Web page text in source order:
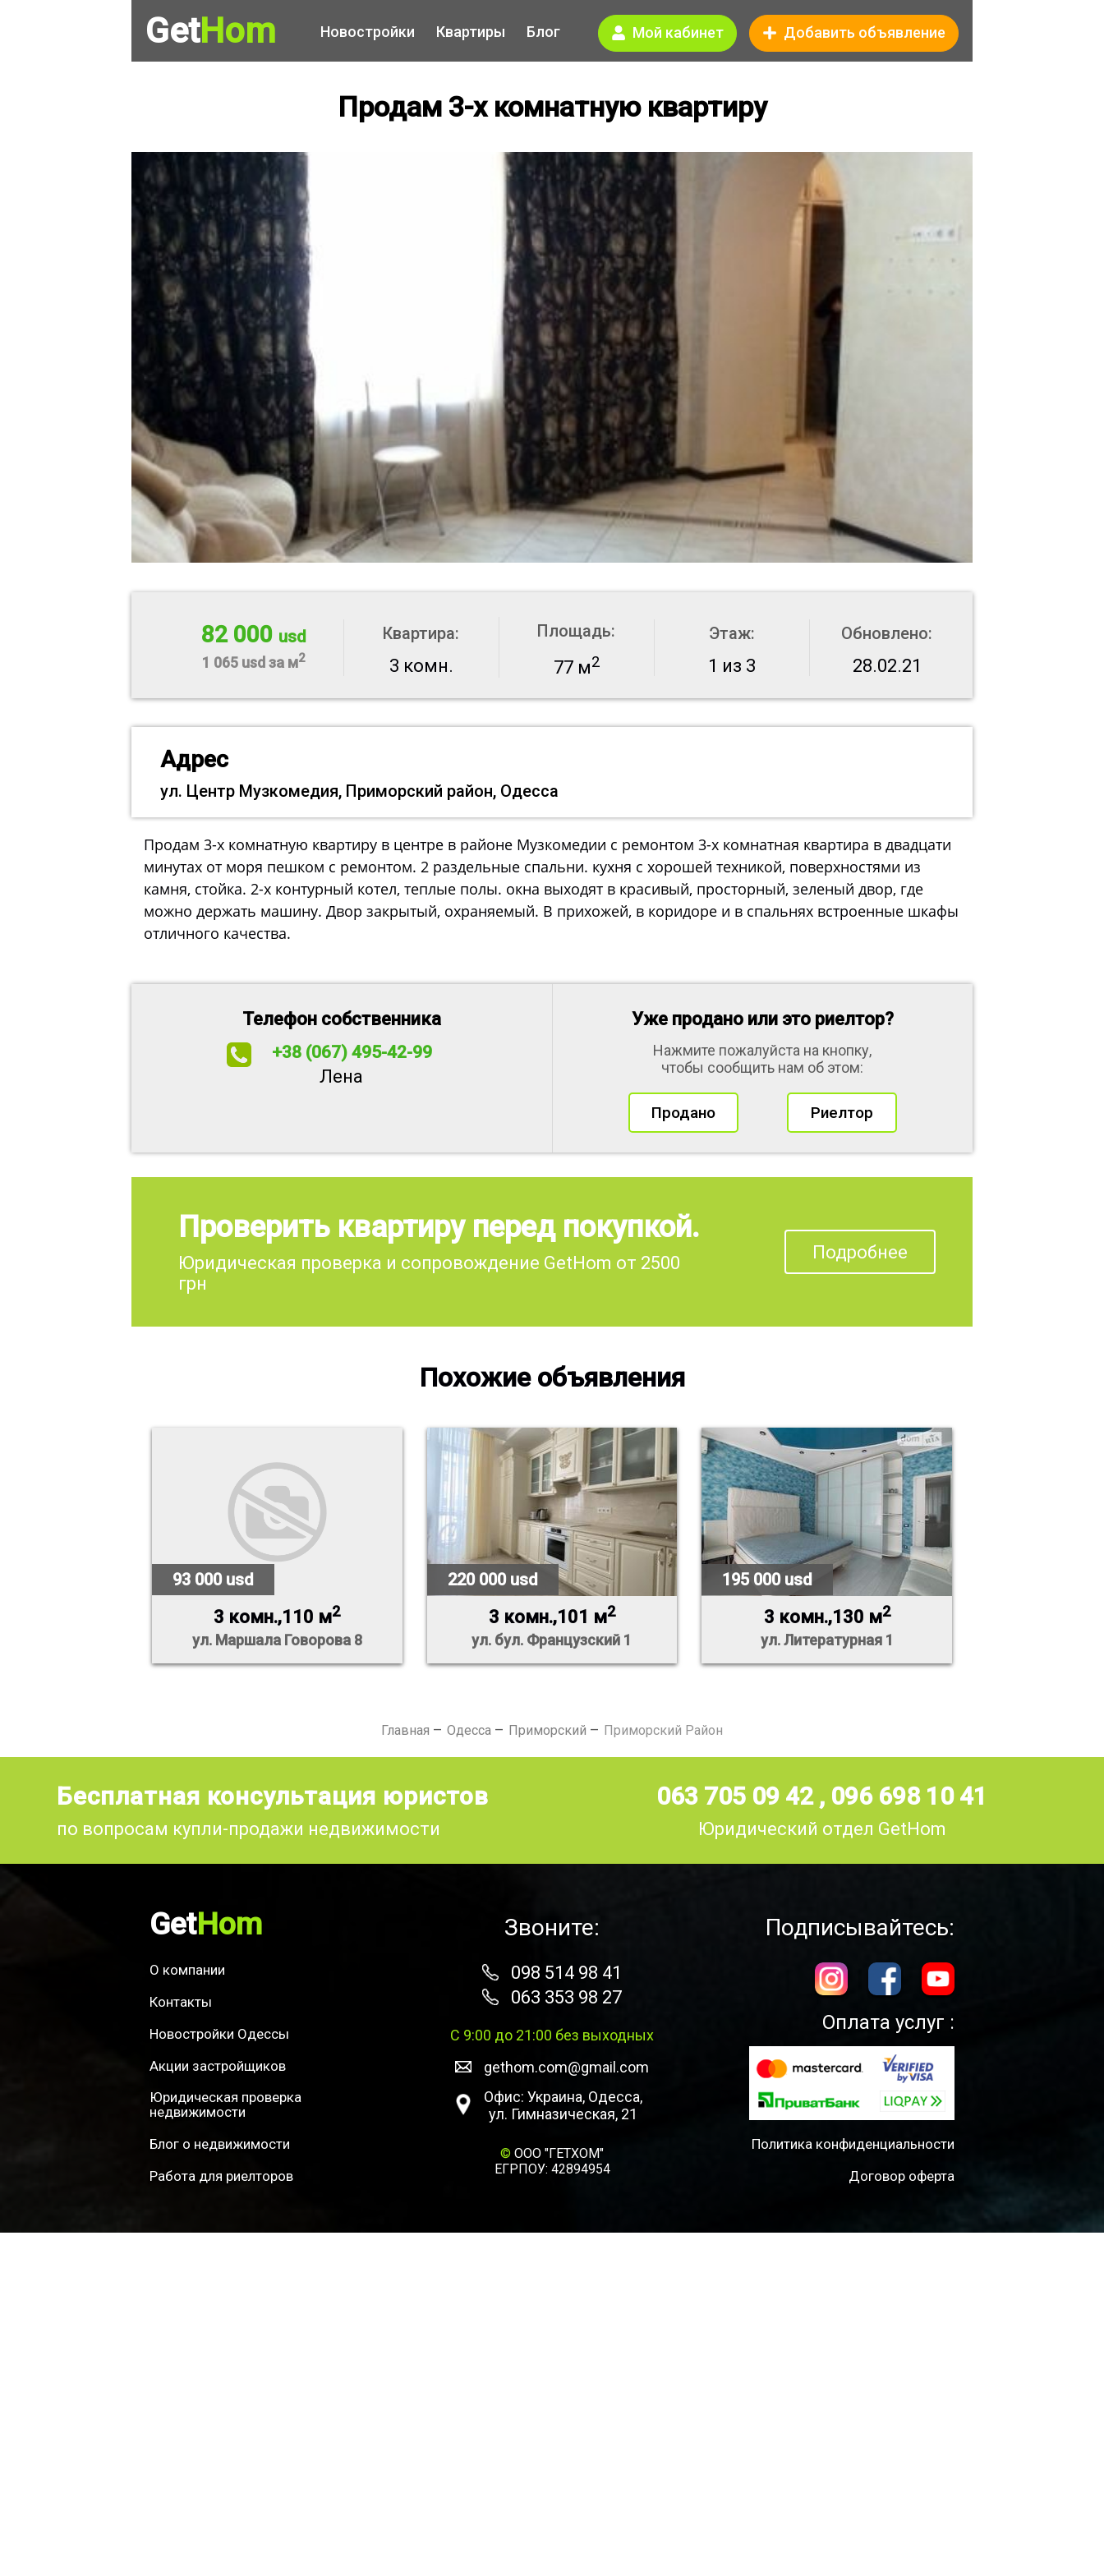
GetHom Новостройки Квартиры Блог Мой кабинет Добавить объявление
Продам 3-х комнатную квартиру
82 000 usd
1 065 usd за м2
Квартира:
3 комн.
Площадь:
77 м2
Этаж:
1 из 3
Обновлено:
28.02.21
Адрес
ул. Центр Музкомедия, Приморский район, Одесса
Продам 3-х комнатную квартиру в центре в районе Музкомедии с ремонтом 3-х комнатная квартира в двадцати
минутах от моря пешком с ремонтом. 2 раздельные спальни. кухня с хорошей техникой, поверхностями из
камня, стойка. 2-х контурный котел, теплые полы. окна выходят в красивый, просторный, зеленый двор, где
можно держать машину. Двор закрытый, охраняемый. В прихожей, в коридоре и в спальнях встроенные шкафы
отличного качества.
Телефон собственника
+38 (067) 495-42-99
Лена
Уже продано или это риелтор?
Нажмите пожалуйста на кнопку,
чтобы сообщить нам об этом:
Продано Риелтор
Проверить квартиру перед покупкой.
Юридическая проверка и сопровождение GetHom от 2500
грн
Подробнее
Похожие объявления
93 000 usd
3 комн.,110 м2
ул. Маршала Говорова 8
220 000 usd
3 комн.,101 м2
ул. бул. Французский 1
195 000 usd
3 комн.,130 м2
ул. Литературная 1
Главная Одесса Приморский Приморский Район
Бесплатная консультация юристов
по вопросам купли-продажи недвижимости
063 705 09 42 , 096 698 10 41
Юридический отдел GetHom
GetHom
О компании
Контакты
Новостройки Одессы
Акции застройщиков
Юридическая проверка
недвижимости
Блог о недвижимости
Работа для риелторов
Звоните:
098 514 98 41
063 353 98 27
С 9:00 до 21:00 без выходных
gethom.com@gmail.com
Офис: Украина, Одесса,
ул. Гимназическая, 21
© ООО "ГЕТХОМ"
ЕГРПОУ: 42894954
Подписывайтесь:
Оплата услуг :
Политика конфиденциальности
Договор оферта